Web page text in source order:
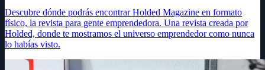
Descubre dónde podrás encontrar Holded Magazine en formato
físico, la revista para gente emprendedora. Una revista creada por
Holded, donde te mostramos el universo emprendedor como nunca
lo habías visto.